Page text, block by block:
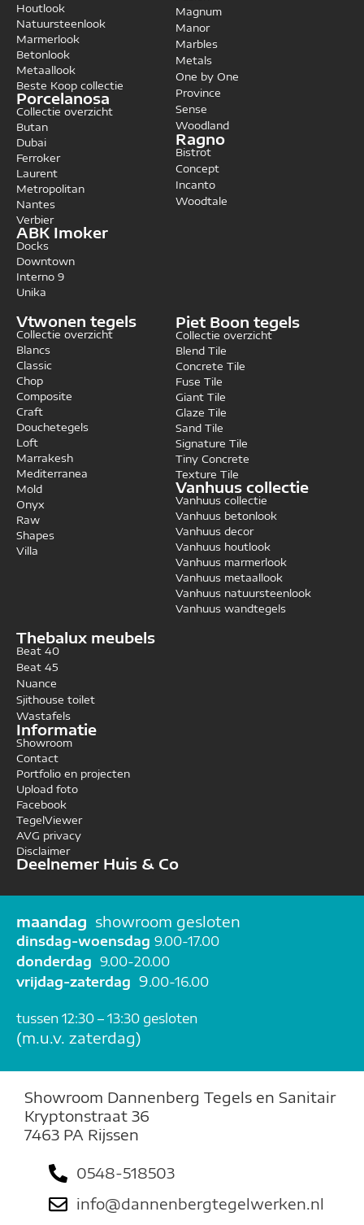
Houtlook
Natuursteenlook
Marmerlook
Betonlook
Metaallook
Beste Koop collectie
Porcelanosa
Collectie overzicht
Butan
Dubai
Ferroker
Laurent
Metropolitan
Nantes
Verbier
ABK Imoker
Docks
Downtown
Interno 9
Unika
Magnum
Manor
Marbles
Metals
One by One
Province
Sense
Woodland
Ragno
Bistrot
Concept
Incanto
Woodtale
Vtwonen tegels
Collectie overzicht
Blancs
Classic
Chop
Composite
Craft
Douchetegels
Loft
Marrakesh
Mediterranea
Mold
Onyx
Raw
Shapes
Villa
Piet Boon tegels
Collectie overzicht
Blend Tile
Concrete Tile
Fuse Tile
Giant Tile
Glaze Tile
Sand Tile
Signature Tile
Tiny Concrete
Texture Tile
Vanhuus collectie
Vanhuus collectie
Vanhuus betonlook
Vanhuus decor
Vanhuus houtlook
Vanhuus marmerlook
Vanhuus metaallook
Vanhuus natuursteenlook
Vanhuus wandtegels
Thebalux meubels
Beat 40
Beat 45
Nuance
Sjithouse toilet
Wastafels
Informatie
Showroom
Contact
Portfolio en projecten
Upload foto
Facebook
TegelViewer
AVG privacy
Disclaimer
Deelnemer Huis & Co
maandag showroom gesloten
dinsdag-woensdag 9.00-17.00
donderdag 9.00-20.00
vrijdag-zaterdag 9.00-16.00
tussen 12:30 – 13:30 gesloten
(m.u.v. zaterdag)
Showroom Dannenberg Tegels en Sanitair
Kryptonstraat 36
7463 PA Rijssen
0548-518503
info@dannenbergtegelwerken.nl